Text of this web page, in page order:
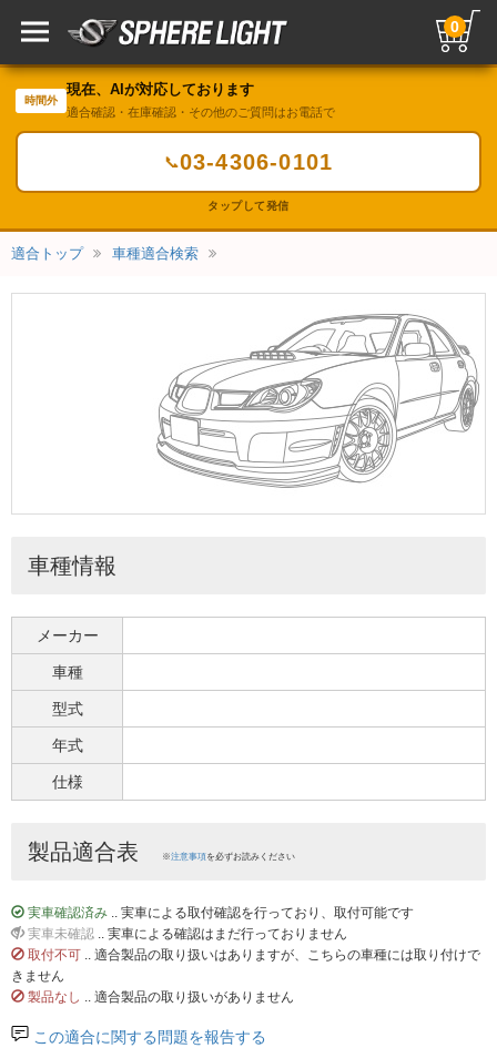
0
時間外
現在、AIが対応しております
適合確認・在庫確認・その他のご質問はお電話で
📞03-4306-0101
タップして発信
適合トップ 車種適合検索
車種情報
メーカー
車種
型式
年式
仕様
製品適合表 ※注意事項を必ずお読みください
実車確認済み .. 実車による取付確認を行っており、取付可能です
実車未確認 .. 実車による確認はまだ行っておりません
取付不可 .. 適合製品の取り扱いはありますが、こちらの車種には取り付けで
きません
製品なし .. 適合製品の取り扱いがありません
この適合に関する問題を報告する